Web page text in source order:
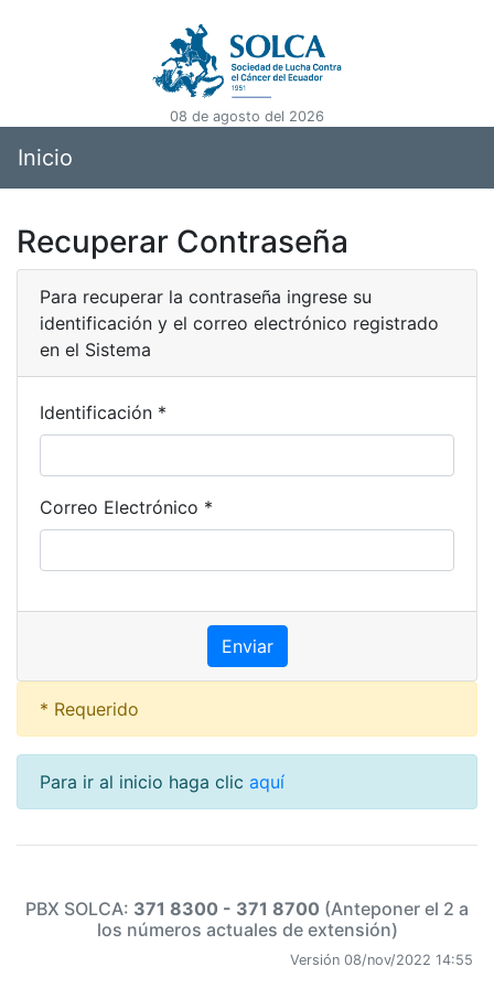
08 de agosto del 2026
Inicio
Recuperar Contraseña
Para recuperar la contraseña ingrese su
identificación y el correo electrónico registrado
en el Sistema
Identificación *
Correo Electrónico *
* Requerido
Para ir al inicio haga clic aquí
PBX SOLCA: 371 8300 - 371 8700 (Anteponer el 2 a
los números actuales de extensión)
Versión 08/nov/2022 14:55